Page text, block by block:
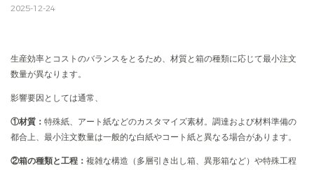
2025-12-24
生産効率とコストのバランスをとるため、材質と箱の種類に応じて最小注文
数量が異なります。
影響要因としては通常、
①材質： 特殊紙、アート紙などのカスタマイズ素材。調達および材料準備の
都合上、最小注文数量は一般的な白紙やコート紙と異なる場合があります。
②箱の種類と工程： 複雑な構造（多層引き出し箱、異形箱など）や特殊工程